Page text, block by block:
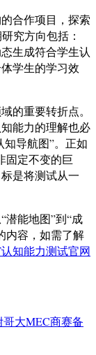
合作项目，探索
究方向包括：
生成符合学生认
学生的学习效
的重要转折点。
能力的理解也必
知导航图”。正如
固定不变的巨
是将测试从一
潜能地图”到“成
内容，如需了解
知能力测试官网
大MEC商赛备